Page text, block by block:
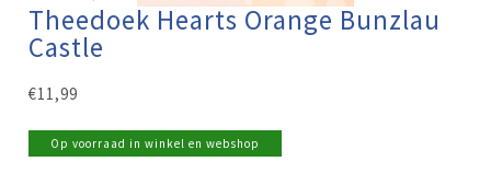
Theedoek Hearts Orange Bunzlau
Castle
€11,99
Op voorraad in winkel en webshop